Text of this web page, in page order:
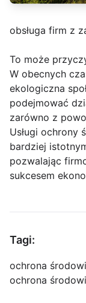
obsługa firm z
To może
W obecnych
ekologiczna
podejmować
zarówno z
Usługi ochrony
bardziej
pozwalając
sukcesem
Tagi:
ochrona
ochrona